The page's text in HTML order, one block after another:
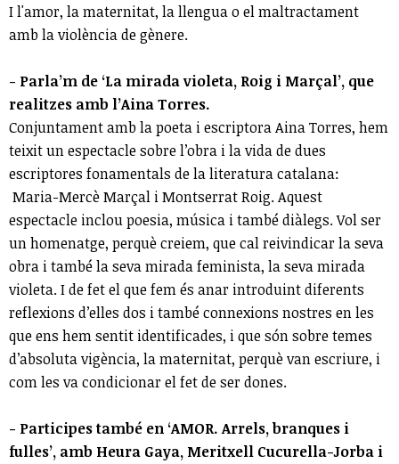
I l'amor, la maternitat, la llengua o el maltractament
amb la violència de gènere.
- Parla’m de ‘La mirada violeta, Roig i Marçal’, que
realitzes amb l’Aina Torres.
Conjuntament amb la poeta i escriptora Aina Torres, hem
teixit un espectacle sobre l’obra i la vida de dues
escriptores fonamentals de la literatura catalana:
Maria-Mercè Marçal i Montserrat Roig. Aquest
espectacle inclou poesia, música i també diàlegs. Vol ser
un homenatge, perquè creiem, que cal reivindicar la seva
obra i també la seva mirada feminista, la seva mirada
violeta. I de fet el que fem és anar introduint diferents
reflexions d’elles dos i també connexions nostres en les
que ens hem sentit identificades, i que són sobre temes
d’absoluta vigència, la maternitat, perquè van escriure, i
com les va condicionar el fet de ser dones.
- Participes també en ‘AMOR. Arrels, branques i
fulles’, amb Heura Gaya, Meritxell Cucurella-Jorba i